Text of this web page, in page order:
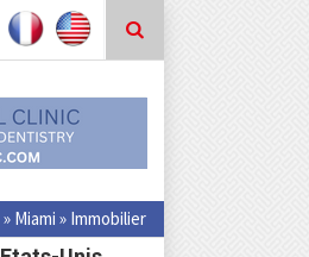
» Miami » Immobilier